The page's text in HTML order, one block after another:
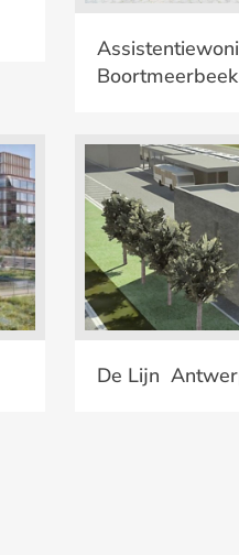
Assistentiewoningen te Boortmeerbeek
Boortmeerbeek
De Lijn